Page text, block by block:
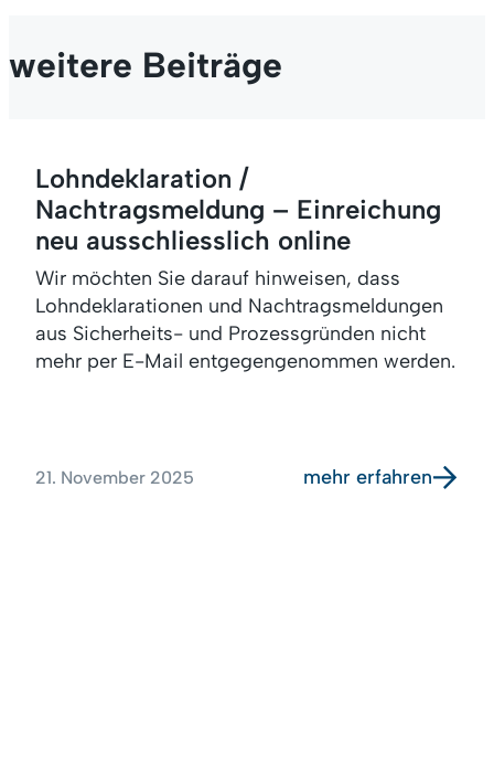
weitere Beiträge
Lohndeklaration /
Nachtragsmeldung – Einreichung
neu ausschliesslich online
Wir möchten Sie darauf hinweisen, dass
Lohndeklarationen und Nachtragsmeldungen
aus Sicherheits- und Prozessgründen nicht
mehr per E-Mail entgegengenommen werden.
21. November 2025 mehr erfahren